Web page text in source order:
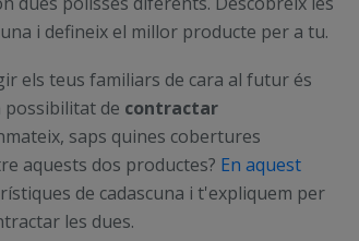
i defineix el millor producte per a tu.
els teus familiars de cara al futur és
possibilitat de contractar
saps quines cobertures
aquests dos productes? En aquest
de cadascuna i t'expliquem per
les dues.